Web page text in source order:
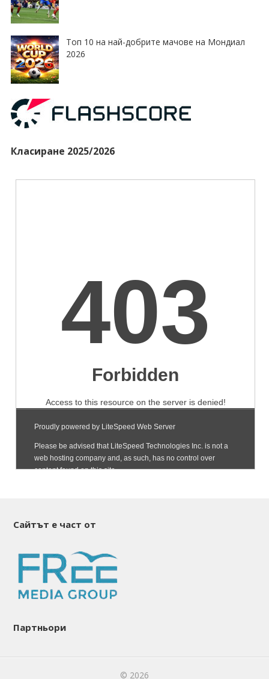
Топ 10 на най-добрите мачове на Мондиал
2026
Класиране 2025/2026
Сайтът е част от
Партньори
© 2026